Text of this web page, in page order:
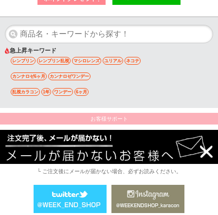
急上昇キーワード
レンブリン レンブリン乱視 マシロレンズ ユリアル ネコテ
カンナロゼ6ヶ月 カンナロゼワンデー
乱視カラコン 1年 ワンデー 6ヶ月
お客様サポート
└ ご注文後にメールが届かない場合、必ずお読みください。